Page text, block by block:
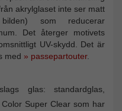
akrylglaset inte ser matt
som reducerar
Det återger motivets
UV-skydd. Det är
med » passepartouter.
glas: standardglas,
Super Clear som har